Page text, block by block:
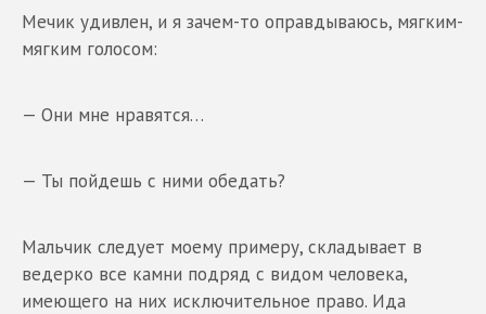
Мечик удивлен, и я зачем-то оправдываюсь, мягким-
мягким голосом:
— Они мне нравятся…
— Ты пойдешь с ними обедать?
Мальчик следует моему примеру, складывает в
ведерко все камни подряд с видом человека,
имеющего на них исключительное право. Ида